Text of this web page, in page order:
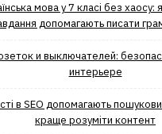
мова у 7 класі без хаосу:
допомагають писати
и выключателей:
интерьере
в SEO допомагають
краще розуміти контент